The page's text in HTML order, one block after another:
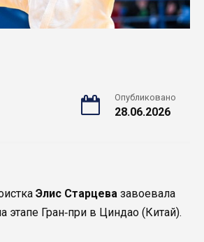
Опубликовано
28.06.2026
Элис Старцева завоевала
этапе Гран‑при в Циндао (Китай).